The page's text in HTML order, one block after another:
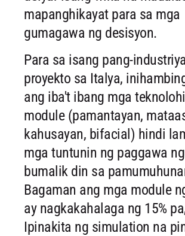
mapanghikayat para sa mga
gumagawa ng desisyon.
Para sa isang pang-
proyekto sa Italya,
ang iba't ibang mga
module (pamantayan,
kahusayan, bifacial) hindi
mga tuntunin ng paggawa
bumalik din sa
Bagaman ang mga module
ay nagkakahalaga ng 15%
Ipinakita ng simulation na